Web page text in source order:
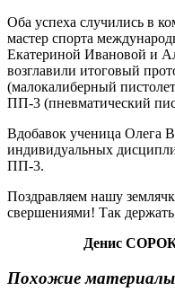
Оба успеха случились в
мастер спорта
Екатериной Ивановой и
возглавили итоговый
(малокалиберный
ПП-3 (пневматический
Вдобавок ученица Олега
индивидуальных
ПП-3.
Поздравляем нашу
свершениями! Так
Денис
Похожие материалы